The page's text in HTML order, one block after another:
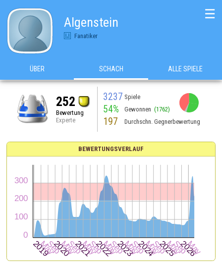
Algenstein
Fanatiker
☰
ÜBER SCHACH ALLE SPIELE
252
Bewertung
Experte
3237 Spiele
54% Gewonnen (1762)
197 Durchschn. Gegnerbewertung
BEWERTUNGSVERLAUF